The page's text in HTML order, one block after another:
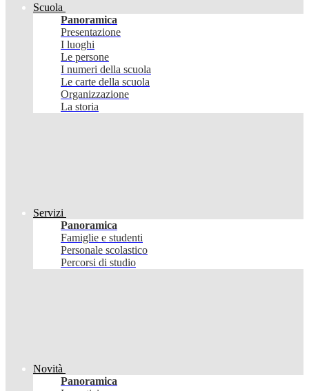
Scuola
Panoramica
Presentazione
I luoghi
Le persone
I numeri della scuola
Le carte della scuola
Organizzazione
La storia
Servizi
Panoramica
Famiglie e studenti
Personale scolastico
Percorsi di studio
Novità
Panoramica